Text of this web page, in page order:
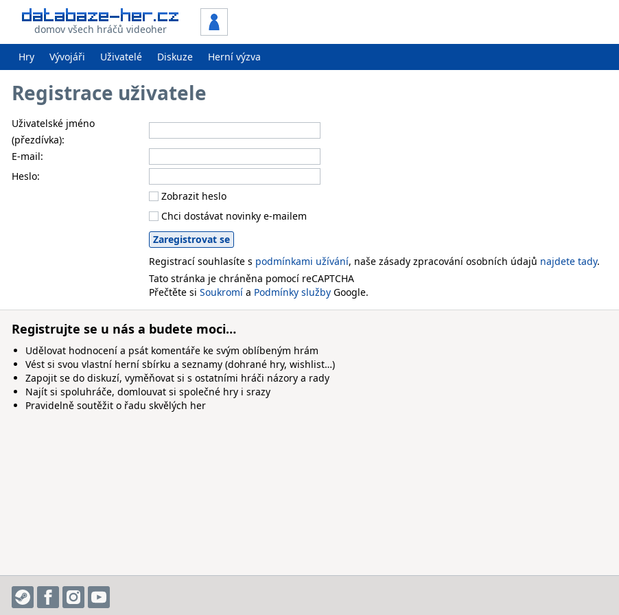
domov všech hráčů videoher
Hry Vývojáři Uživatelé Diskuze Herní výzva
Registrace uživatele
Uživatelské jméno
(přezdívka):
E-mail:
Heslo:
Zobrazit heslo
Chci dostávat novinky e-mailem
Registrací souhlasíte s podmínkami užívání, naše zásady zpracování osobních údajů najdete tady.
Tato stránka je chráněna pomocí reCAPTCHA
Přečtěte si Soukromí a Podmínky služby Google.
Registrujte se u nás a budete moci…
Udělovat hodnocení a psát komentáře ke svým oblíbeným hrám
Vést si svou vlastní herní sbírku a seznamy (dohrané hry, wishlist…)
Zapojit se do diskuzí, vyměňovat si s ostatními hráči názory a rady
Najít si spoluhráče, domlouvat si společné hry i srazy
Pravidelně soutěžit o řadu skvělých her